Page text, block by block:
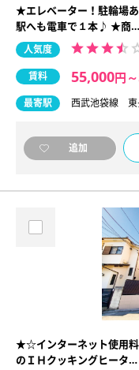
★エレベーター！駐輪場
駅へも電車で１本♪ ★商…
人気度
賃料 55,000円 ～
最寄駅 西武池袋線
追加
★☆インターネット使用
のＩＨクッキングヒータ…